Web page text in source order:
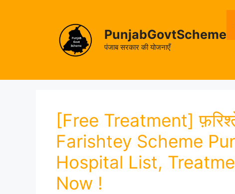
PunjabGovtScheme
पंजाब सरकार की योजनाएँ
[Free Treatment]
Farishtey Scheme
Hospital List,
Now !